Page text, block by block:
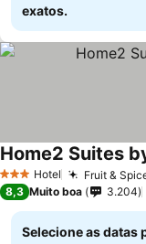
exatos.
3 EstrelasHotel Fruit &
Home2 Suites
8,3 Muito boa 3.204
Selecione as datas